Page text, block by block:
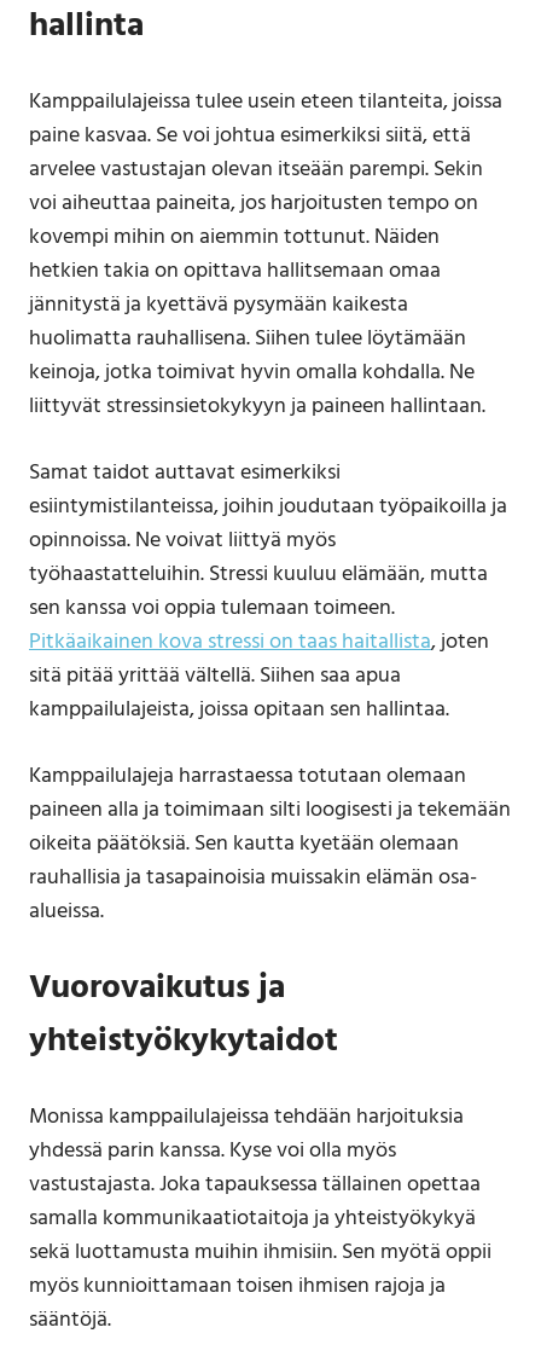
hallinta
Kamppailulajeissa tulee usein eteen tilanteita, joissa
paine kasvaa. Se voi johtua esimerkiksi siitä, että
arvelee vastustajan olevan itseään parempi. Sekin
voi aiheuttaa paineita, jos harjoitusten tempo on
kovempi mihin on aiemmin tottunut. Näiden
hetkien takia on opittava hallitsemaan omaa
jännitystä ja kyettävä pysymään kaikesta
huolimatta rauhallisena. Siihen tulee löytämään
keinoja, jotka toimivat hyvin omalla kohdalla. Ne
liittyvät stressinsietokykyyn ja paineen hallintaan.
Samat taidot auttavat esimerkiksi
esiintymistilanteissa, joihin joudutaan työpaikoilla ja
opinnoissa. Ne voivat liittyä myös
työhaastatteluihin. Stressi kuuluu elämään, mutta
sen kanssa voi oppia tulemaan toimeen.
Pitkäaikainen kova stressi on taas haitallista, joten
sitä pitää yrittää vältellä. Siihen saa apua
kamppailulajeista, joissa opitaan sen hallintaa.
Kamppailulajeja harrastaessa totutaan olemaan
paineen alla ja toimimaan silti loogisesti ja tekemään
oikeita päätöksiä. Sen kautta kyetään olemaan
rauhallisia ja tasapainoisia muissakin elämän osa-
alueissa.
Vuorovaikutus ja
yhteistyökykytaidot
Monissa kamppailulajeissa tehdään harjoituksia
yhdessä parin kanssa. Kyse voi olla myös
vastustajasta. Joka tapauksessa tällainen opettaa
samalla kommunikaatiotaitoja ja yhteistyökykyä
sekä luottamusta muihin ihmisiin. Sen myötä oppii
myös kunnioittamaan toisen ihmisen rajoja ja
sääntöjä.